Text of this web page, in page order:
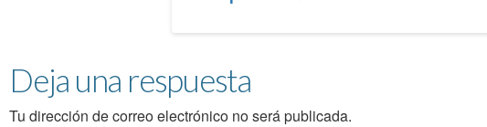
Deja una respuesta
Tu dirección de correo electrónico no será publicada.